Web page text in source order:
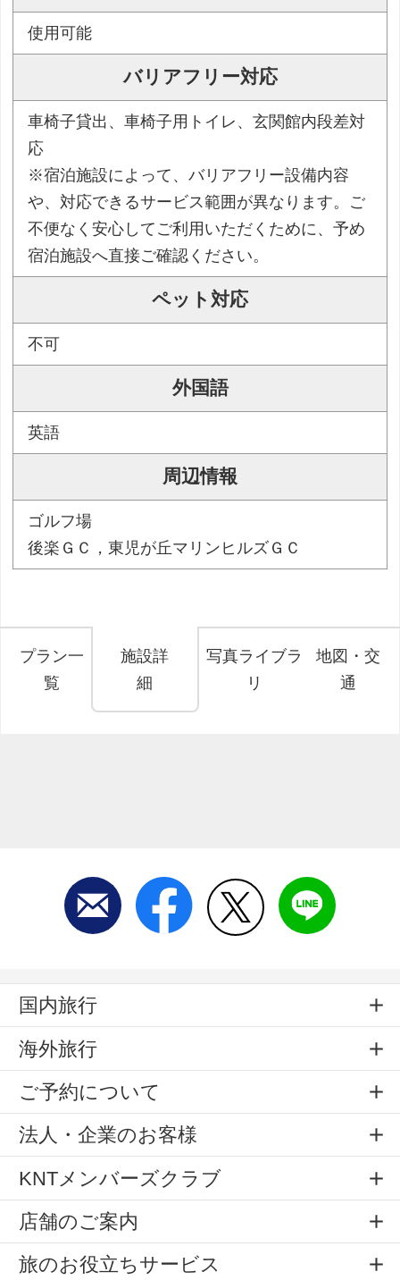
使用可能
バリアフリー対応
車椅子貸出、車椅子用トイレ、玄関館内段差対
応
※宿泊施設によって、バリアフリー設備内容
や、対応できるサービス範囲が異なります。ご
不便なく安心してご利用いただくために、予め
宿泊施設へ直接ご確認ください。
ペット対応
不可
外国語
英語
周辺情報
ゴルフ場
後楽ＧＣ，東児が丘マリンヒルズＧＣ
プラン一
覧
施設詳
細
写真ライブラ
リ
地図・交
通
国内旅行
海外旅行
ご予約について
法人・企業のお客様
KNTメンバーズクラブ
店舗のご案内
旅のお役立ちサービス